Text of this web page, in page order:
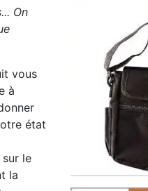
On
vous
à
état
le
la